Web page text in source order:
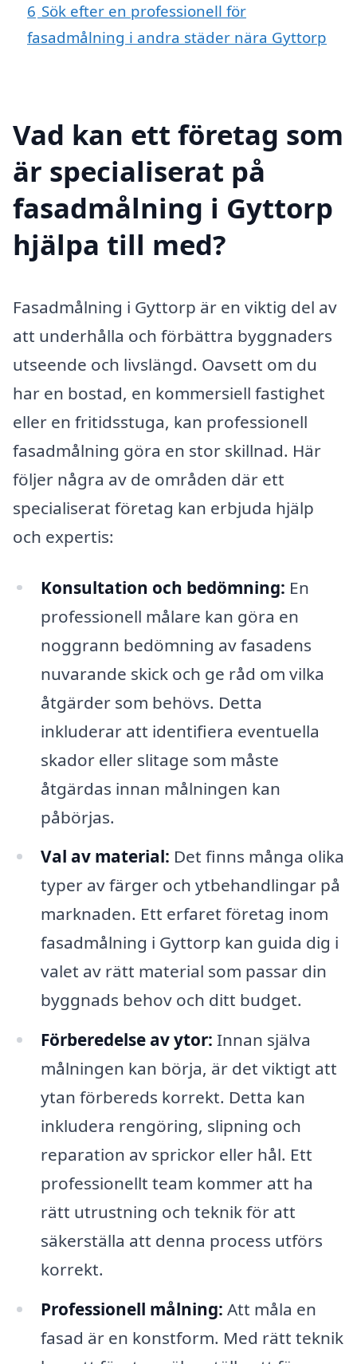
6 Sök efter en professionell för
fasadmålning i andra städer nära Gyttorp
Vad kan ett företag som
är specialiserat på
fasadmålning i Gyttorp
hjälpa till med?
Fasadmålning i Gyttorp är en viktig del av
att underhålla och förbättra byggnaders
utseende och livslängd. Oavsett om du
har en bostad, en kommersiell fastighet
eller en fritidsstuga, kan professionell
fasadmålning göra en stor skillnad. Här
följer några av de områden där ett
specialiserat företag kan erbjuda hjälp
och expertis:
Konsultation och bedömning: En
professionell målare kan göra en
noggrann bedömning av fasadens
nuvarande skick och ge råd om vilka
åtgärder som behövs. Detta
inkluderar att identifiera eventuella
skador eller slitage som måste
åtgärdas innan målningen kan
påbörjas.
Val av material: Det finns många olika
typer av färger och ytbehandlingar på
marknaden. Ett erfaret företag inom
fasadmålning i Gyttorp kan guida dig i
valet av rätt material som passar din
byggnads behov och ditt budget.
Förberedelse av ytor: Innan själva
målningen kan börja, är det viktigt att
ytan förbereds korrekt. Detta kan
inkludera rengöring, slipning och
reparation av sprickor eller hål. Ett
professionellt team kommer att ha
rätt utrustning och teknik för att
säkerställa att denna process utförs
korrekt.
Professionell målning: Att måla en
fasad är en konstform. Med rätt teknik